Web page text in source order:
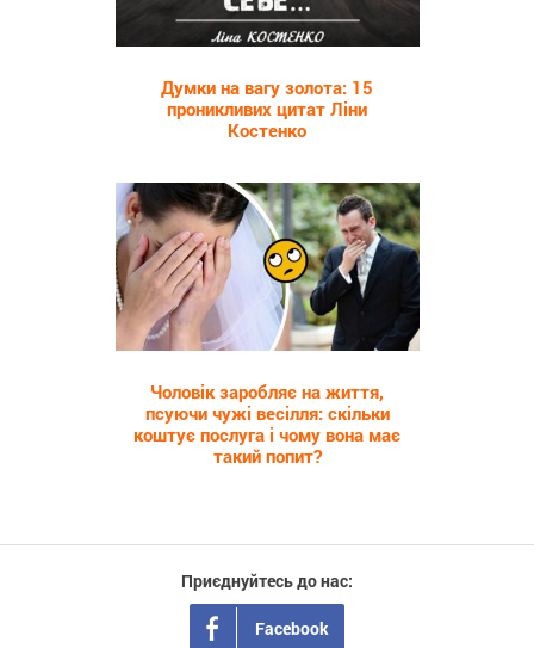
Думки на вагу золота: 15
проникливих цитат Ліни
Костенко
185
Чоловік заробляє на життя,
псуючи чужі весілля: скільки
коштує послуга і чому вона має
такий попит?
Приєднуйтесь до нас:
Facebook